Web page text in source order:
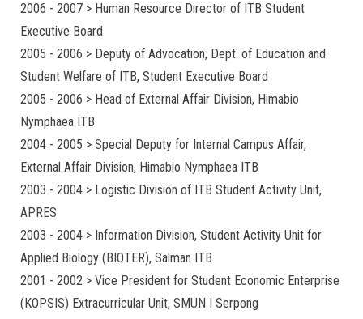
2006 - 2007 > Human Resource Director of ITB Student
Executive Board
2005 - 2006 > Deputy of Advocation, Dept. of Education and
Student Welfare of ITB, Student Executive Board
2005 - 2006 > Head of External Affair Division, Himabio
Nymphaea ITB
2004 - 2005 > Special Deputy for Internal Campus Affair,
External Affair Division, Himabio Nymphaea ITB
2003 - 2004 > Logistic Division of ITB Student Activity Unit,
APRES
2003 - 2004 > Information Division, Student Activity Unit for
Applied Biology (BIOTER), Salman ITB
2001 - 2002 > Vice President for Student Economic Enterprise
(KOPSIS) Extracurricular Unit, SMUN I Serpong